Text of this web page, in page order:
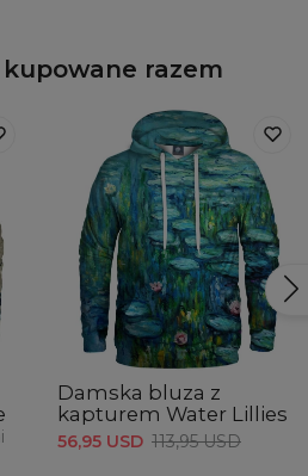
kupowane razem
Damska bluza z
kapturem Water Lillies
56,95 USD 113,95 USD